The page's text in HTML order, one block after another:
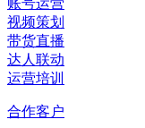
账号运营
视频策划
带货直播
达人联动
运营培训
合作客户